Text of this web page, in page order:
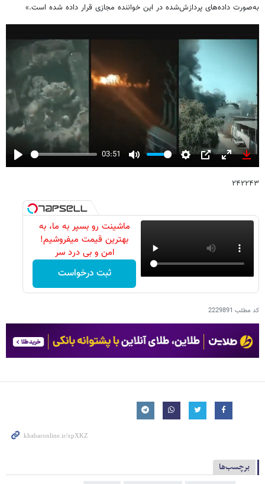
به‌صورت داده‌های پردازش‌شده در این خواننده مجازی قرار داده شده است.»
Play
03:51
Mute
Settings
PIP
Enter
fullscreen
۲۴۲۲۴۳
ماشینت رو بسپر به ما، به
بهترین قیمت میفروشیم!
امن و بی درد سر
ثبت درخواست
کد مطلب 2229891
برچسب‌ها